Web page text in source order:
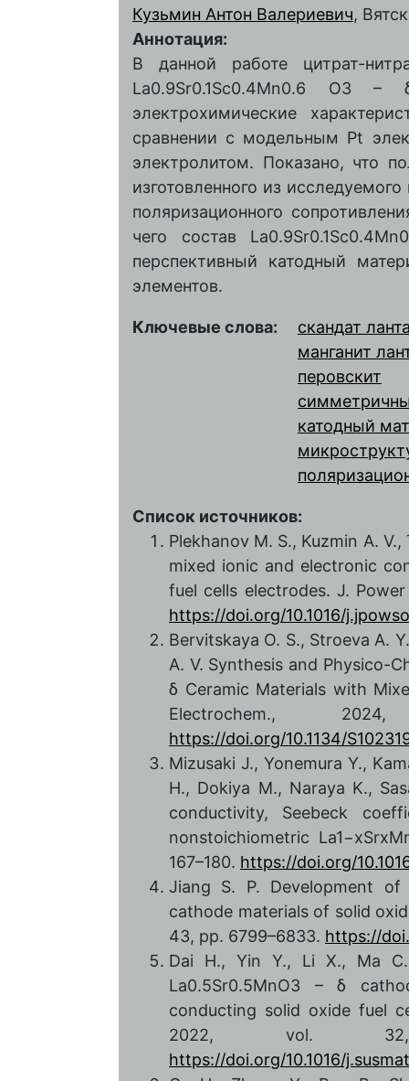
Кузьмин Антон Валериевич,
Аннотация:
В данной работе цитрат-
La0.9Sr0.1Sс0.4Mn0.6 O3
электрохимические
сравнении с модельным Pt
электролитом. Показано, что
изготовленного из
поляризационного
чего состав
перспективный катодный
элементов.
Ключевые слова:
скандат
манганит
перовскит
катодный
Список источников:
Plekhanov М. S., Kuzmin A.
mixed ionic and electronic
fuel cells electrodes. J.
https://doi.org/10.1016/
Bervitskaya O. S., Stroeva A.
A. V. Synthesis and Physico-
δ Ceramic Materials with
Electrochem.,
https://doi.org/10.1134/
Mizusaki J., Yonemura Y.,
H., Dokiya M., Naraya K.,
conductivity, Seebeck
nonstoichiometric
167–180. https://doi.org/
Jiang S. P. Development of
cathode materials of solid
43, pp. 6799–6833. https://
Dai H., Yin Y., Li X., Ma
La0.5Sr0.5MnO3 – δ
conducting solid oxide fuel
2022, vol.
https://doi.org/10.1016/